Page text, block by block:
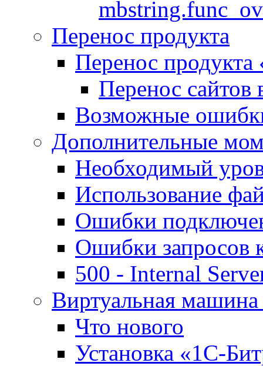
Перенос продукта
Перенос продукта
Перенос сайтов
Возможные
Дополнительные
Необходимый
Использование
Ошибки
Ошибки запросов
500 - Internal
Виртуальная
Что нового
Установка «1С-